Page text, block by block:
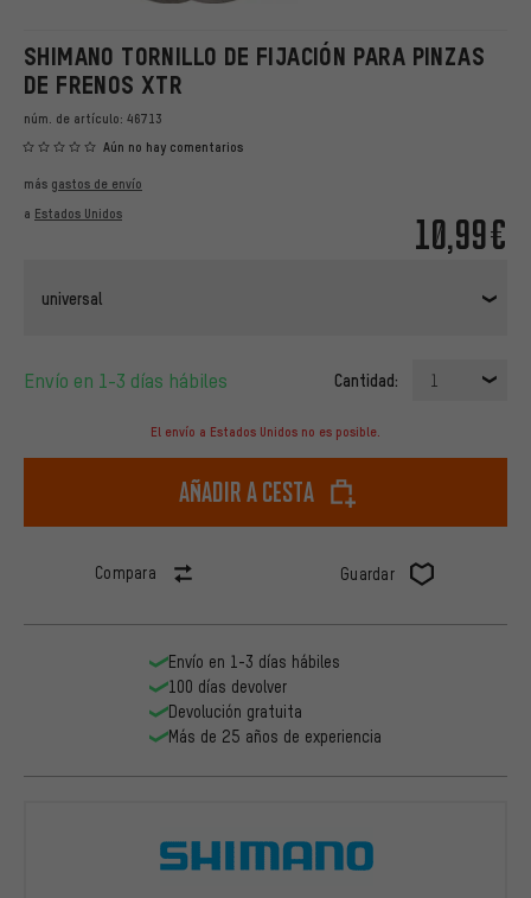
SHIMANO TORNILLO DE FIJACIÓN PARA PINZAS
DE FRENOS XTR
núm. de artículo: 46713
Aún no hay comentarios
10,99€
más gastos de envío
a Estados Unidos
universal
Envío en 1-3 días hábiles Cantidad: 1
El envío a Estados Unidos no es posible.
Añadir a cesta
Compara Guardar
Envío en 1-3 días hábiles
100 días devolver
Devolución gratuita
Más de 25 años de experiencia
Shimano